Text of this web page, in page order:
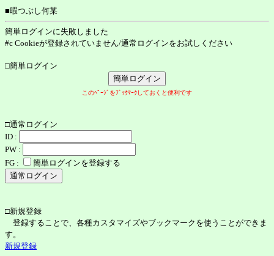
■暇つぶし何某
簡単ログインに失敗しました
#c Cookieが登録されていません/通常ログインをお試しください
□簡単ログイン
このﾍﾟｰｼﾞをﾌﾞｯｸﾏｰｸしておくと便利です
□通常ログイン
ID :
PW :
FG :
簡単ログインを登録する
□新規登録
登録することで、各種カスタマイズやブックマークを使うことができま
す。
新規登録